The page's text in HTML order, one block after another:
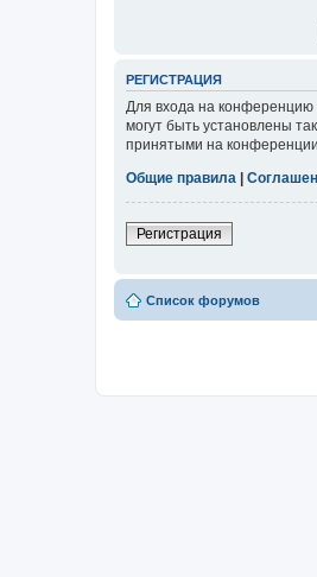
РЕГИСТРАЦИЯ
Для входа на конференцию
могут быть установлены
принятыми на
Общие правила
Регистрация
Список форумов